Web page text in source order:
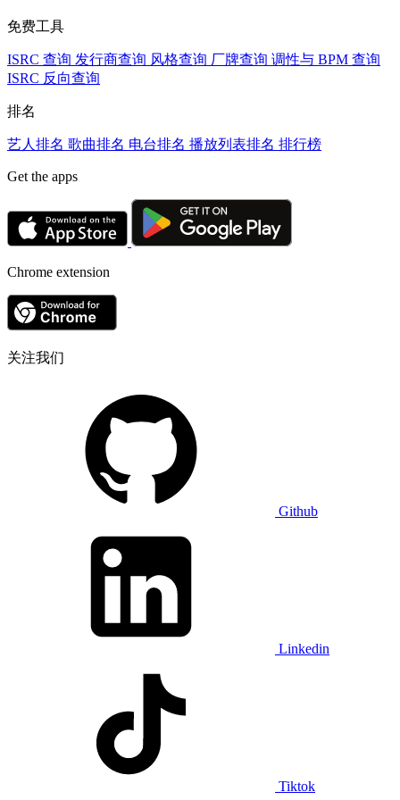
免费工具
ISRC 查询 发行商查询 风格查询 厂牌查询 调性与 BPM 查询
ISRC 反向查询
排名
艺人排名 歌曲排名 电台排名 播放列表排名 排行榜
Get the apps
Chrome extension
关注我们
Github
Linkedin
Tiktok